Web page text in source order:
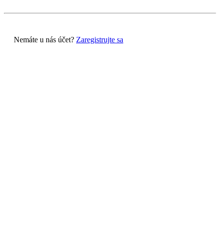
Nemáte u nás účet? Zaregistrujte sa